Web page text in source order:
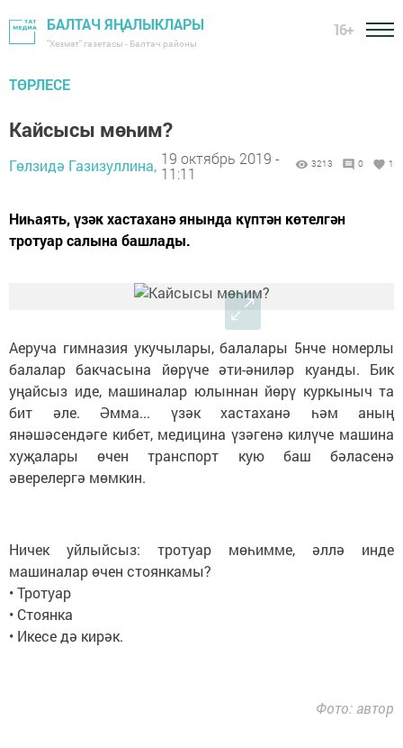
БАЛТАЧ ЯҢАЛЫКЛАРЫ
"Хезмәт" газетасы - Балтач районы
16+
ТӨРЛЕСЕ
Кайсысы мөһим?
Гөлзидә Газизуллина, 19 октябрь 2019 -
11:11
3213 0 1
Ниһаять, үзәк хастаханә янында күптән көтелгән
тротуар салына башлады.
Аеруча гимназия укучылары, балалары 5нче номерлы
балалар бакчасына йөрүче әти-әниләр куанды. Бик
уңайсыз иде, машиналар юлыннан йөрү куркыныч та
бит әле. Әмма... үзәк хастаханә һәм аның
янәшәсендәге кибет, медицина үзәгенә килүче машина
хуҗалары өчен транспорт кую баш бәласенә
әверелергә мөмкин.
Ничек уйлыйсыз: тротуар мөһимме, әллә инде
машиналар өчен стоянкамы?
• Тротуар
• Стоянка
• Икесе дә кирәк.
Фото: автор